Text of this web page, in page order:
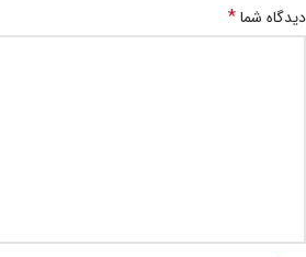
دیدگاه شما*